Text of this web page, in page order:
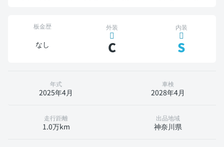
板金歴
なし
外装
C
内装
S
年式
2025年4月
車検
2028年4月
走行距離
1.0万km
出品地域
神奈川県